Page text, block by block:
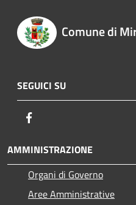
Comune di
SEGUICI SU
AMMINISTRAZIONE
Organi di Governo
Aree Amministrative